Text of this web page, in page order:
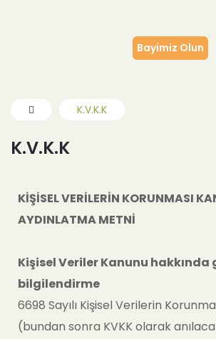
Bayimiz Olun
K.V.K.K
K.V.K.K
KİŞİSEL VERİLERİN KORUNMASI
AYDINLATMA METNİ
Kişisel Veriler Kanunu hakkında
bilgilendirme
6698 Sayılı Kişisel Verilerin
(bundan sonra KVKK olarak